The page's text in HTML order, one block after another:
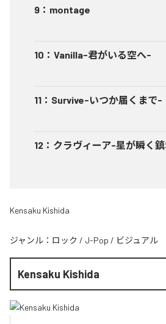
9 ： montage
10 ： Vanilla-君がいる空へ-
11 ： Survive-いつか届くまで-
12 ： クラヴィーア-星が瞬く
Kensaku Kishida
ジャンル： ロック / J-Pop / ビジュアル
Kensaku Kishida